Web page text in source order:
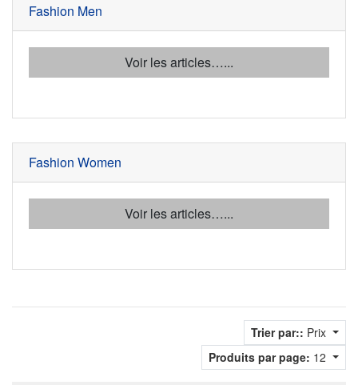
Fashion Men
Voir les articles…...
Fashion Women
Voir les articles…...
Trier par:: Prix
Produits par page: 12